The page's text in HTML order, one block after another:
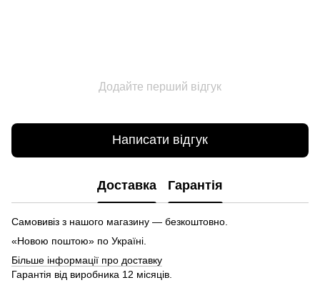
Додайте перший відгук
Написати відгук
Доставка Гарантія
Самовивіз з нашого магазину — безкоштовно.
«Новою поштою» по Україні.
Більше інформації про доставку
Гарантія від виробника 12 місяців.